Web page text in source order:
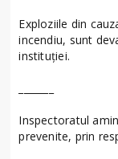
Exploziile din
incendiu, sunt
instituției.
Inspectoratul
prevenite, prin